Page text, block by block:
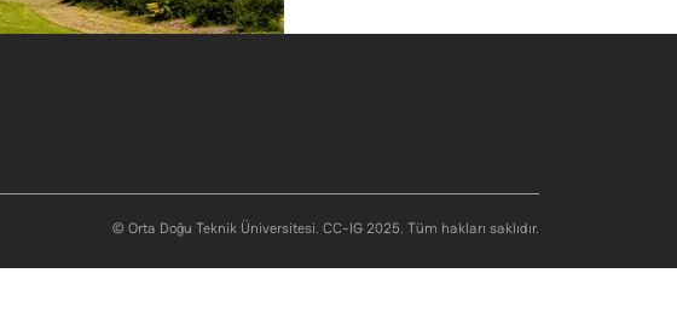
© Orta Doğu Teknik Üniversitesi. CC-IG 2025. Tüm hakları saklıdır.